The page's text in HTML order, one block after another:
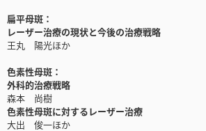
扁平母斑：
レーザー治療の現状と今後の治療戦略
王丸 陽光ほか
色素性母斑：
外科的治療戦略
森本 尚樹
色素性母斑に対するレーザー治療
大出 俊一ほか